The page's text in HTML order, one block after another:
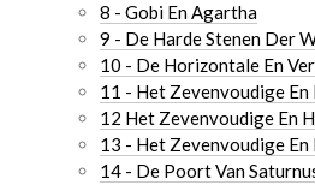
8 - Gobi En Agartha
9 - De Harde Stenen Der
10 - De Horizontale En
11 - Het Zevenvoudige
12 Het Zevenvoudige En
13 - Het Zevenvoudige
14 - De Poort Van